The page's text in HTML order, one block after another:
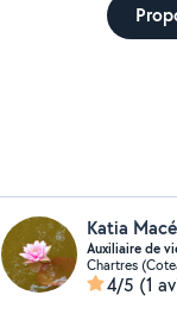
Katia Macé
Auxiliaire de
Chartres
4/5 (1